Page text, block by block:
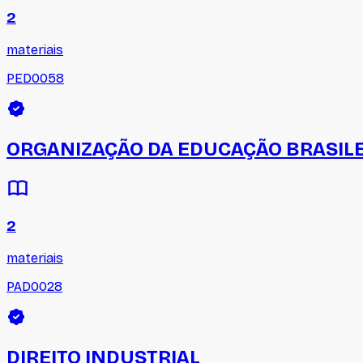
2
materiais
PED0058
ORGANIZAÇÃO DA EDUCAÇÃO
2
materiais
PAD0028
DIREITO INDUSTRIAL